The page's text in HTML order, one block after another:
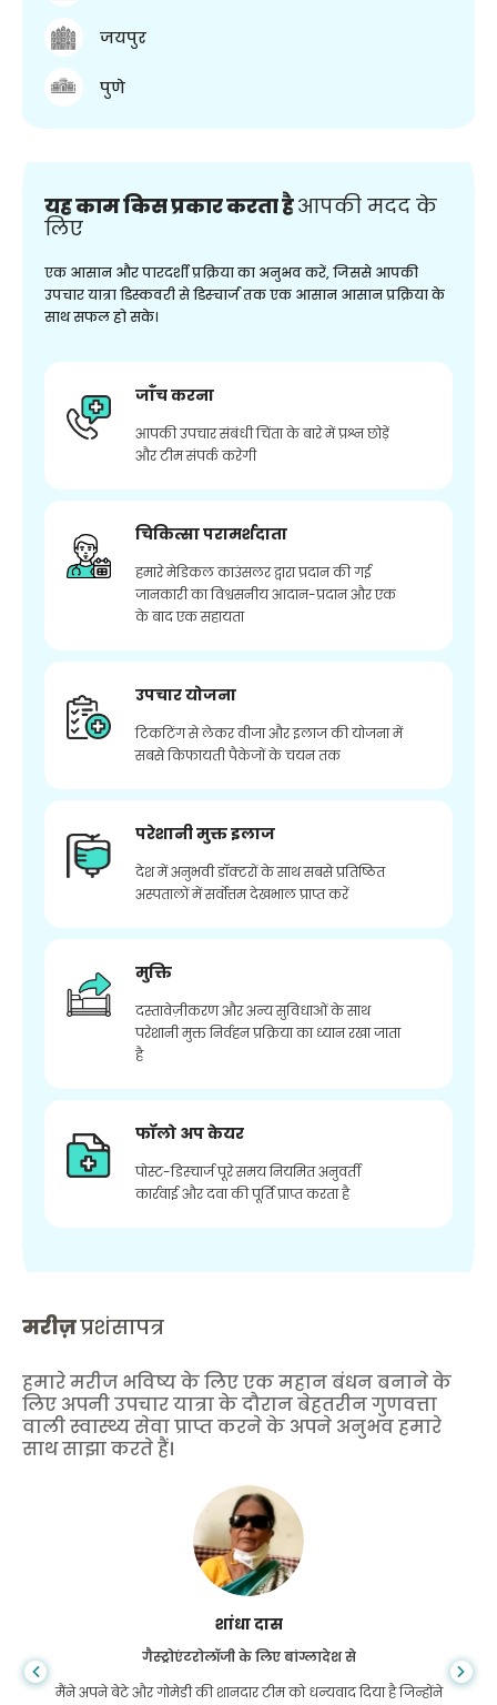
जयपुर
पुणे
यह काम किस प्रकार करता हैआपकी मदद के
लिए
एक आसान और पारदर्शी प्रक्रिया का अनुभव करें, जिससे आपकी
उपचार यात्रा डिस्कवरी से डिस्चार्ज तक एक आसान आसान प्रक्रिया के
साथ सफल हो सके।
जाँच करना
आपकी उपचार संबंधी चिंता के बारे में प्रश्न छोड़ें
और टीम संपर्क करेगी
चिकित्सा परामर्शदाता
हमारे मेडिकल काउंसलर द्वारा प्रदान की गई
जानकारी का विश्वसनीय आदान-प्रदान और एक
के बाद एक सहायता
उपचार योजना
टिकटिंग से लेकर वीजा और इलाज की योजना में
सबसे किफायती पैकेजों के चयन तक
परेशानी मुक्त इलाज
देश में अनुभवी डॉक्टरों के साथ सबसे प्रतिष्ठित
अस्पतालों में सर्वोत्तम देखभाल प्राप्त करें
मुक्ति
दस्तावेज़ीकरण और अन्य सुविधाओं के साथ
परेशानी मुक्त निर्वहन प्रक्रिया का ध्यान रखा जाता
है
फॉलो अप केयर
पोस्ट-डिस्चार्ज पूरे समय नियमित अनुवर्ती
कार्रवाई और दवा की पूर्ति प्राप्त करता है
मरीज़प्रशंसापत्र
हमारे मरीज भविष्य के लिए एक महान बंधन बनाने के
लिए अपनी उपचार यात्रा के दौरान बेहतरीन गुणवत्ता
वाली स्वास्थ्य सेवा प्राप्त करने के अपने अनुभव हमारे
साथ साझा करते हैं।
शांधा दास
गैस्ट्रोएंटरोलॉजी के लिए बांग्लादेश से
मैंने अपने बेटे और गोमेडी की शानदार टीम को धन्यवाद दिया है जिन्होंने